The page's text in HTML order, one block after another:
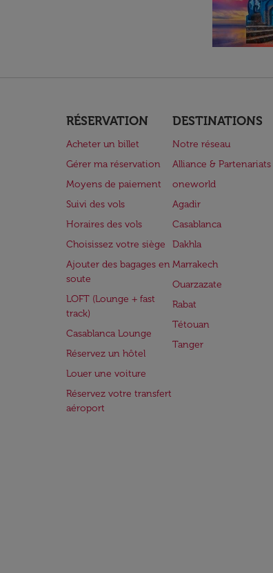
RÉSERVATION
Acheter un billet
Gérer ma réservation
Moyens de paiement
Suivi des vols
Horaires des vols
Choisissez votre siège
Ajouter des bagages en
soute
LOFT (Lounge + fast
track)
Casablanca Lounge
Réservez un hôtel
Louer une voiture
Réservez votre transfert
aéroport
DESTINATIONS
Notre réseau
Alliance & Partenariats
oneworld
Agadir
Casablanca
Dakhla
Marrakech
Ouarzazate
Rabat
Tétouan
Tanger